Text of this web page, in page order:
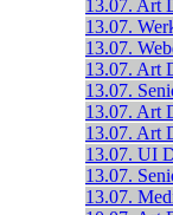
13.07. Art
13.07.
13.07.
13.07. Art
13.07.
13.07. Art
13.07. Art
13.07. UI
13.07.
13.07.